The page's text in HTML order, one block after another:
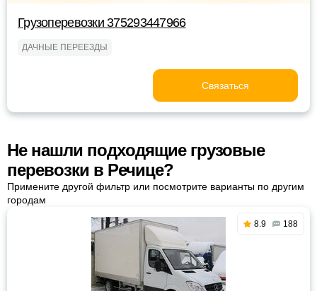
Грузоперевозки 375293447966
ДАЧНЫЕ ПЕРЕЕЗДЫ
Связаться
Не нашли подходящие грузовые
перевозки в Речице?
Примените другой фильтр или посмотрите варианты по другим
городам
8.9 188